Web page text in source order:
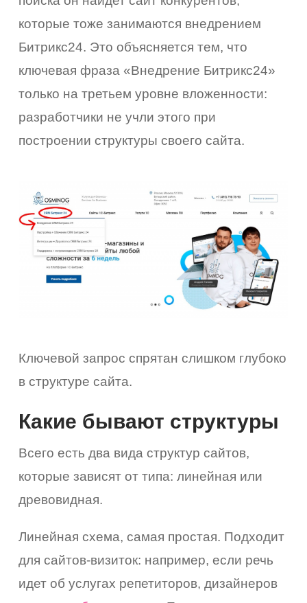
которые тоже занимаются внедрением
Битрикс24. Это объясняется тем, что
ключевая фраза «Внедрение Битрикс24»
только на третьем уровне вложенности:
разработчики не учли этого при
построении структуры своего сайта.
Ключевой запрос спрятан слишком глубоко
в структуре сайта.
Какие бывают структуры
Всего есть два вида структур сайтов,
которые зависят от типа: линейная или
древовидная.
Линейная схема, самая простая. Подходит
для сайтов-визиток: например, если речь
идет об услугах репетиторов, дизайнеров